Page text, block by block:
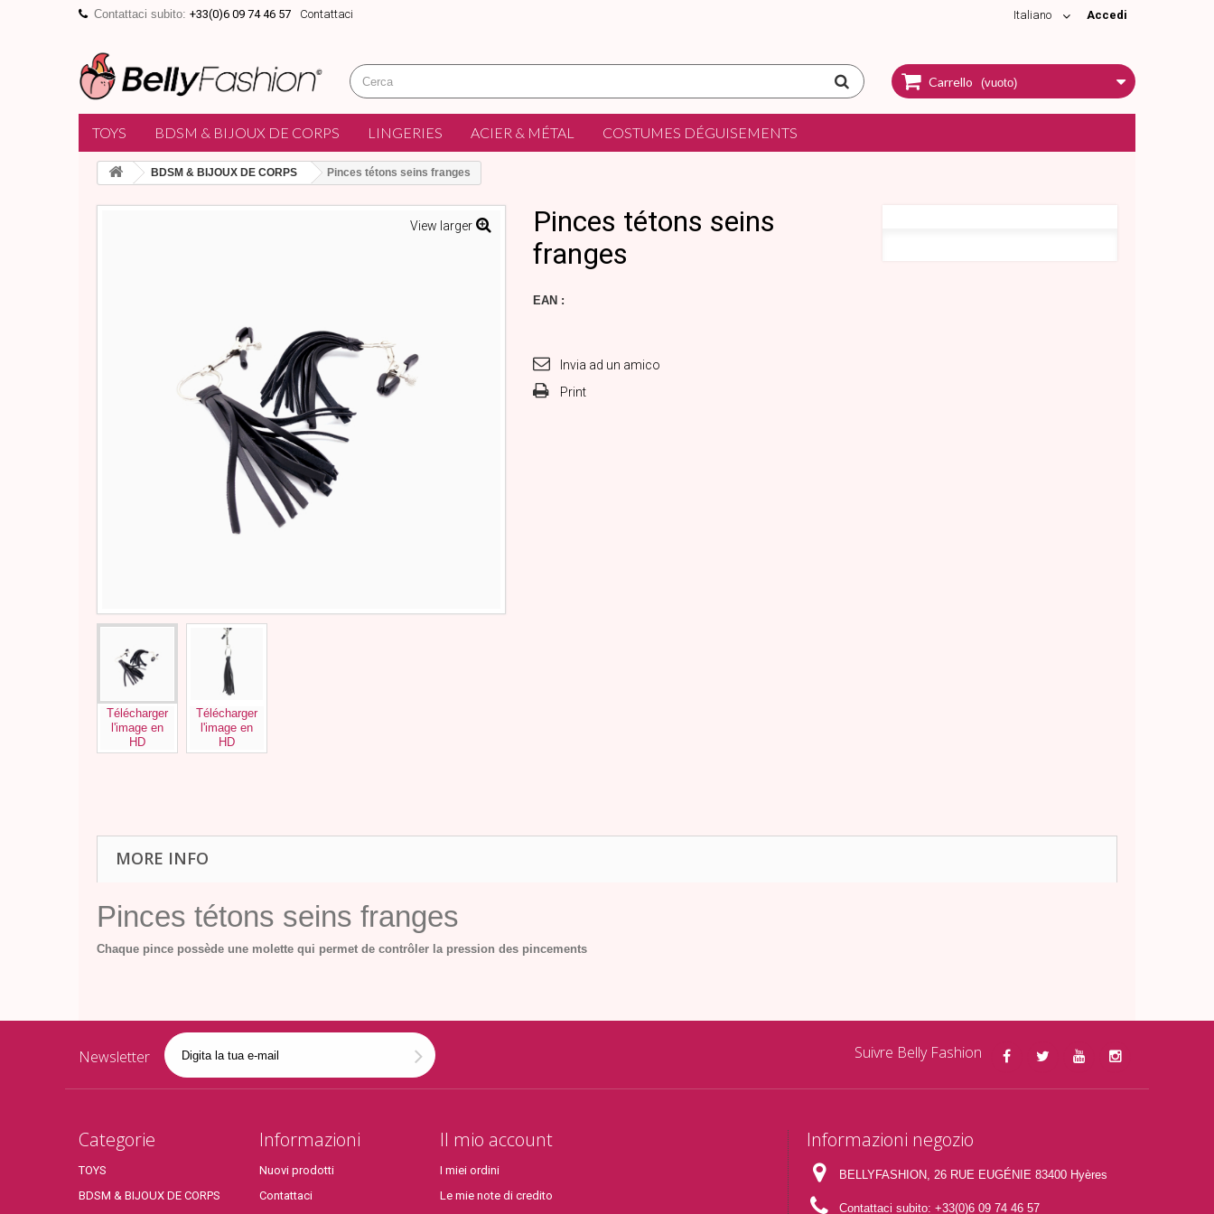
Accedi
Italiano
Contattaci subito: +33(0)6 09 74 46 57 Contattaci
Carrello (vuoto)
TOYS BDSM & BIJOUX DE CORPS LINGERIES ACIER & MÉTAL COSTUMES DÉGUISEMENTS
BDSM & BIJOUX DE CORPS Pinces tétons seins franges
View larger
Télécharger
l'image en
HD
Télécharger
l'image en
HD
Pinces tétons seins
franges
EAN :
Invia ad un amico
Print
MORE INFO
Pinces tétons seins franges
Chaque pince possède une molette qui permet de contrôler la pression des pincements
Newsletter Suivre Belly Fashion
Categorie
TOYS
BDSM & BIJOUX DE CORPS
Informazioni
Nuovi prodotti
Contattaci
Il mio account
I miei ordini
Le mie note di credito
Informazioni negozio
BELLYFASHION, 26 RUE EUGÉNIE 83400 Hyères
Contattaci subito: +33(0)6 09 74 46 57